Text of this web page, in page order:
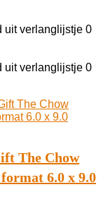
uit verlanglijstje 0
uit verlanglijstje 0
The Chow
6.0 x 9.0